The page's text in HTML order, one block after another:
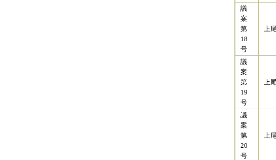
議
案
第
18
号
上
議
案
第
19
号
上
議
案
第
20
号
上